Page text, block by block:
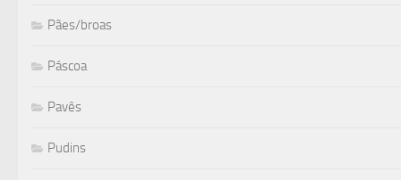
Pães/broas
Páscoa
Pavês
Pudins